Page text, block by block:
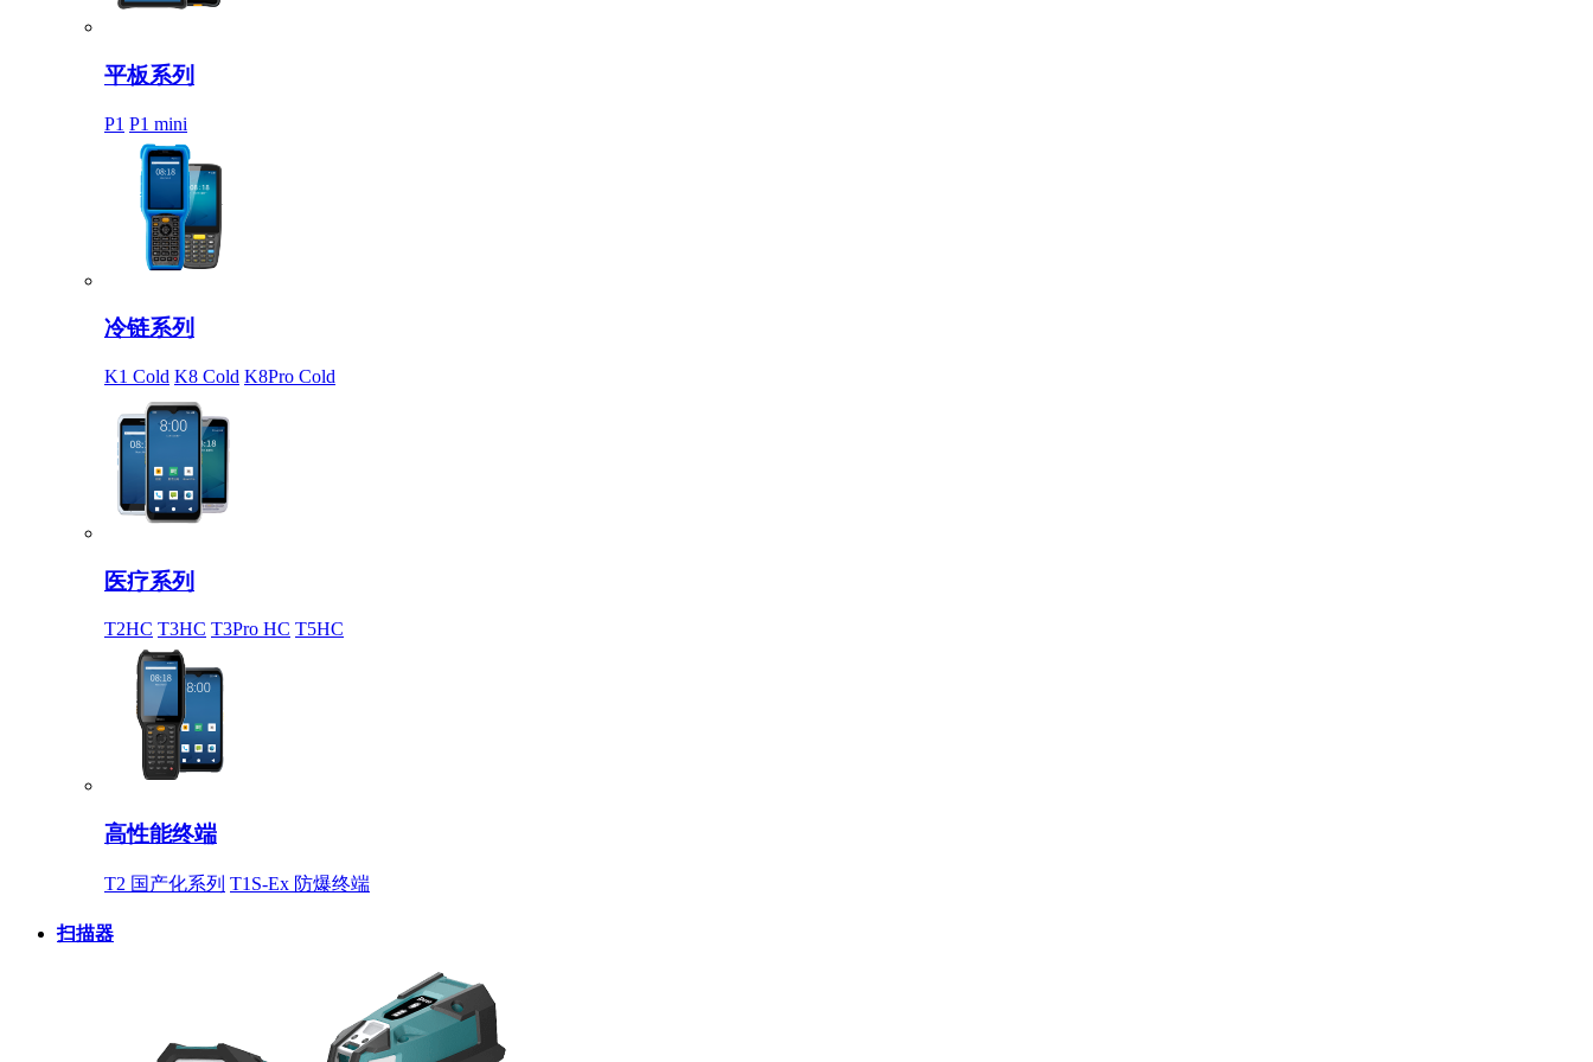
平板系列
P1 P1 mini
冷链系列
K1 Cold K8 Cold K8Pro Cold
医疗系列
T2HC T3HC T3Pro HC T5HC
高性能终端
T2 国产化系列 T1S-Ex 防爆终端
扫描器